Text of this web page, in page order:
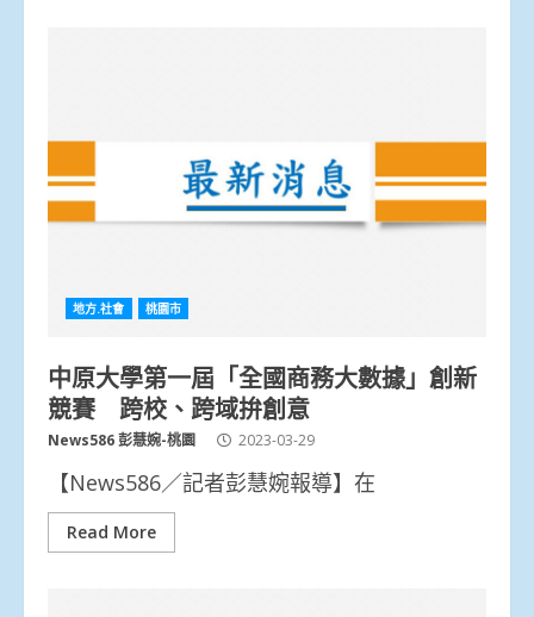
地方.社會 桃園市
中原大學第一屆「全國商務大數據」創新
競賽 跨校、跨域拚創意
News586 彭慧婉-桃園 2023-03-29
【News586／記者彭慧婉報導】在
Read More